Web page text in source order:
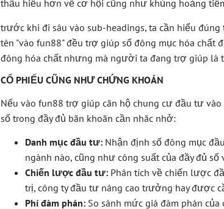
thấu hiểu hơn về cơ hội cũng như khủng hoảng
trước khi đi sâu vào sub-headings, ta cần hiểu
tên "vào fun88" đều trợ giúp số đông mục hóa chất
đông hóa chất nhưng mà người ta đang trợ giúp là
CỔ PHIẾU CŨNG NHƯ CHỨNG KHOÁN
Nếu vào fun88 trợ giúp căn hộ chung cư đầu tư
số trong đầy đủ băn khoăn cần nhăc nhở:
Danh mục đầu tư: Nhận định số đông mục
ngành nào, cũng như công suất của đầy đủ số
Chiến lược đầu tư: Phân tích về chiến lược
trị, công ty đầu tư nâng cao trưởng hay được
Phí đàm phán: So sánh mức giá đàm phán